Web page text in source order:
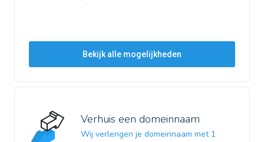
Bekijk alle mogelijkheden
Verhuis een domeinnaam
Wij verlengen je domeinnaam met 1